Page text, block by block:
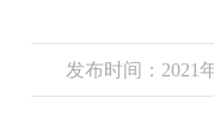
发布时间：2021